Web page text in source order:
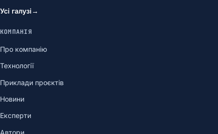
Усі галузі→
КОМПАНІЯ
Про компанію
Технології
Приклади проєктів
Новини
Експерти
Автори